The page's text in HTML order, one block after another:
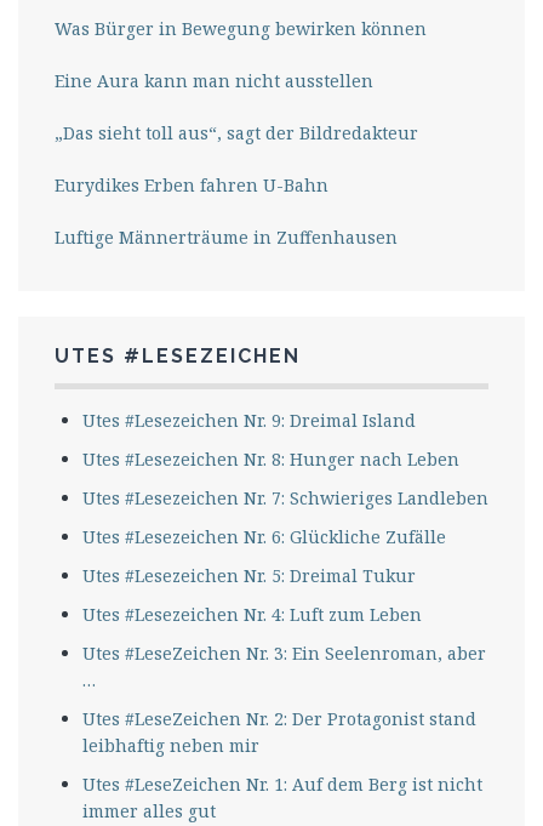
Was Bürger in Bewegung bewirken können
Eine Aura kann man nicht ausstellen
„Das sieht toll aus“, sagt der Bildredakteur
Eurydikes Erben fahren U-Bahn
Luftige Männerträume in Zuffenhausen
UTES #LESEZEICHEN
Utes #Lesezeichen Nr. 9: Dreimal Island
Utes #Lesezeichen Nr. 8: Hunger nach Leben
Utes #Lesezeichen Nr. 7: Schwieriges Landleben
Utes #Lesezeichen Nr. 6: Glückliche Zufälle
Utes #Lesezeichen Nr. 5: Dreimal Tukur
Utes #Lesezeichen Nr. 4: Luft zum Leben
Utes #LeseZeichen Nr. 3: Ein Seelenroman, aber
…
Utes #LeseZeichen Nr. 2: Der Protagonist stand
leibhaftig neben mir
Utes #LeseZeichen Nr. 1: Auf dem Berg ist nicht
immer alles gut